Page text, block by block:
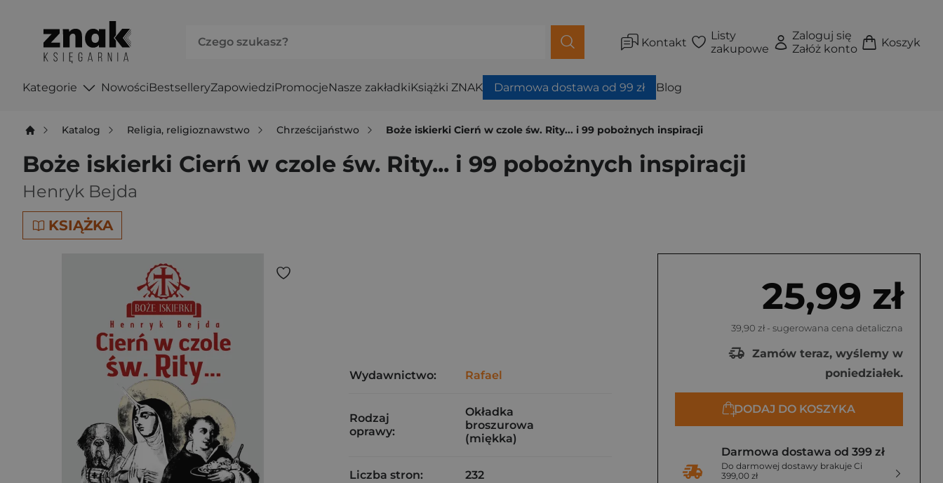
Kontakt
Listy
zakupowe
Zaloguj się
Załóż konto
Koszyk
Kategorie NowościBestselleryZapowiedziPromocjeNasze zakładkiKsiążki ZNAK Darmowa dostawa od 99 zł Blog
Katalog Religia, religioznawstwo Chrześcijaństwo Boże iskierki Cierń w czole św. Rity... i 99 pobożnych inspiracji
Boże iskierki Cierń w czole św. Rity... i 99 pobożnych inspiracji
Henryk Bejda
KSIĄŻKA
25,99 zł
39,90 zł - sugerowana cena detaliczna
Zamów teraz, wyślemy w
poniedziałek.
DODAJ DO KOSZYKA
Darmowa dostawa od 399 zł
Do darmowej dostawy brakuje Ci
399,00 zł
Wydawnictwo: Rafael
Rodzaj
oprawy:
Okładka
broszurowa
(miękka)
Liczba stron: 232